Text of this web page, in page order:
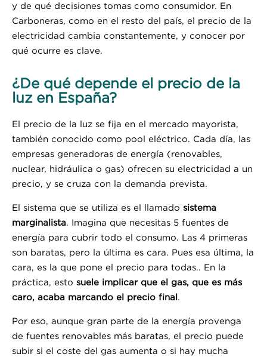
y de qué decisiones tomas como consumidor. En
Carboneras, como en el resto del país, el precio de la
electricidad cambia constantemente, y conocer por
qué ocurre es clave.
¿De qué depende el precio de la
luz en España?
El precio de la luz se fija en el mercado mayorista,
también conocido como pool eléctrico. Cada día, las
empresas generadoras de energía (renovables,
nuclear, hidráulica o gas) ofrecen su electricidad a un
precio, y se cruza con la demanda prevista.
El sistema que se utiliza es el llamado sistema
marginalista. Imagina que necesitas 5 fuentes de
energía para cubrir todo el consumo. Las 4 primeras
son baratas, pero la última es cara. Pues esa última, la
cara, es la que pone el precio para todas.. En la
práctica, esto suele implicar que el gas, que es más
caro, acaba marcando el precio final.
Por eso, aunque gran parte de la energía provenga
de fuentes renovables más baratas, el precio puede
subir si el coste del gas aumenta o si hay mucha